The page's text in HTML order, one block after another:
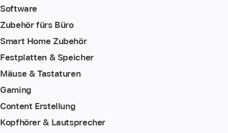
Software
Zubehör fürs Büro
Smart Home Zubehör
Festplatten & Speicher
Mäuse & Tastaturen
Gaming
Content Erstellung
Kopfhörer & Lautsprecher